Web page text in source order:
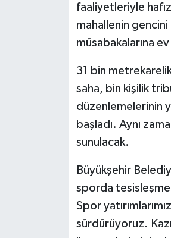
faaliyetleriyle
mahallenin
müsabakalarına
31 bin
saha, bin kişilik
düzenlemelerinin
başladı. Aynı
sunulacak.
Büyükşehir
sporda tesisleşme
Spor
sürdürüyoruz.